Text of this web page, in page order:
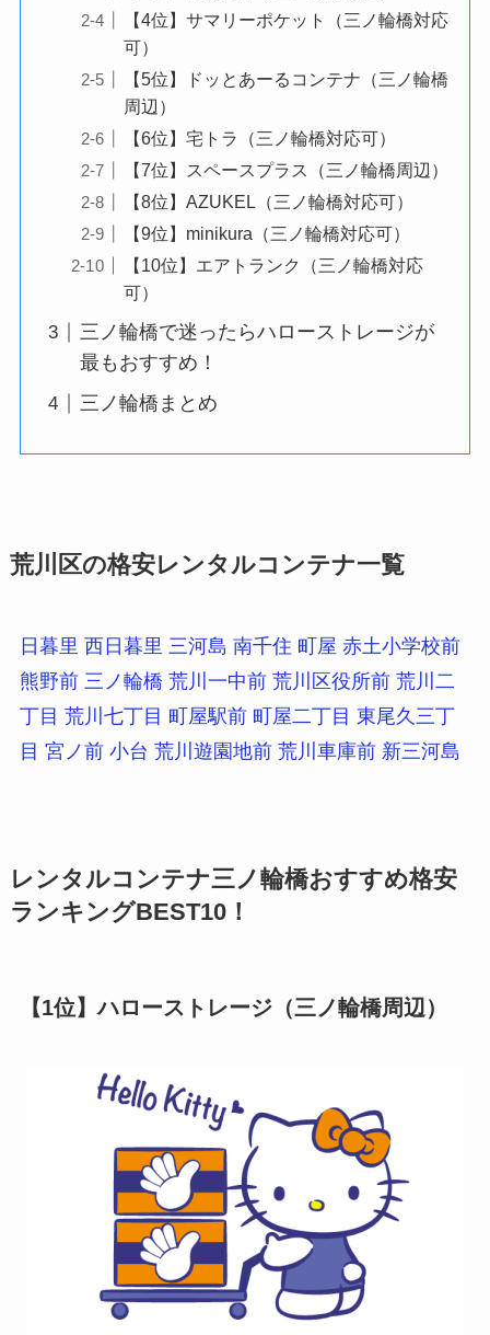
【4位】サマリーポケット（三ノ輪橋対応
可）
【5位】ドッとあーるコンテナ（三ノ輪橋
周辺）
【6位】宅トラ（三ノ輪橋対応可）
【7位】スペースプラス（三ノ輪橋周辺）
【8位】AZUKEL（三ノ輪橋対応可）
【9位】minikura（三ノ輪橋対応可）
【10位】エアトランク（三ノ輪橋対応
可）
三ノ輪橋で迷ったらハローストレージが
最もおすすめ！
三ノ輪橋まとめ
荒川区の格安レンタルコンテナ一覧
日暮里 西日暮里 三河島 南千住 町屋 赤土小学校前
熊野前 三ノ輪橋 荒川一中前 荒川区役所前 荒川二
丁目 荒川七丁目 町屋駅前 町屋二丁目 東尾久三丁
目 宮ノ前 小台 荒川遊園地前 荒川車庫前 新三河島
レンタルコンテナ三ノ輪橋おすすめ格安
ランキングBEST10！
【1位】ハローストレージ（三ノ輪橋周辺）